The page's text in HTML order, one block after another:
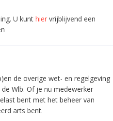
U kunthiervrijblijvend een
de overige wet- en regelgeving
Wlb. Of je nu medewerker
bent met het beheer van
arts bent.